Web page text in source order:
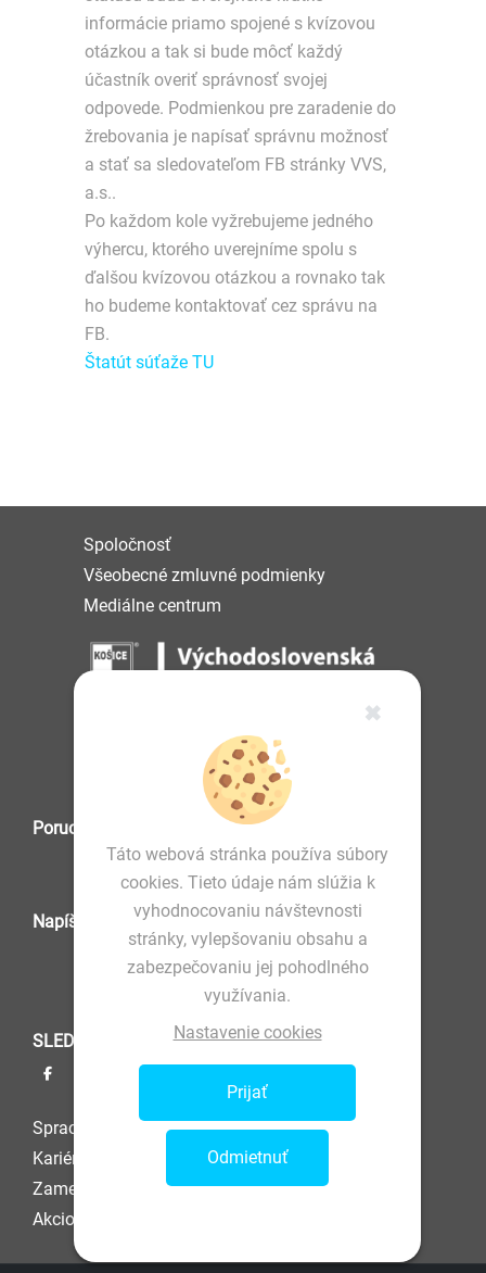
informácie priamo spojené s kvízovou
otázkou a tak si bude môcť každý
účastník overiť správnosť svojej
odpovede. Podmienkou pre zaradenie do
žrebovania je napísať správnu možnosť
a stať sa sledovateľom FB stránky VVS,
a.s..
Po každom kole vyžrebujeme jedného
výhercu, ktorého uverejníme spolu s
ďalšou kvízovou otázkou a rovnako tak
ho budeme kontaktovať cez správu na
FB.
Štatút súťaže TU
Spoločnosť
Všeobecné zmluvné podmienky
Mediálne centrum
IČO: 36 570 460
Poruchová služba
Napíšte nám
SLEDUJTE NÁS
Spracovanie osobných údajov
Kariéra
Zamestnanec
Akcionár
✖
Táto webová stránka používa súbory
cookies. Tieto údaje nám slúžia k
vyhodnocovaniu návštevnosti
stránky, vylepšovaniu obsahu a
zabezpečovaniu jej pohodlného
využívania.
Nastavenie cookies
Prijať
Odmietnuť